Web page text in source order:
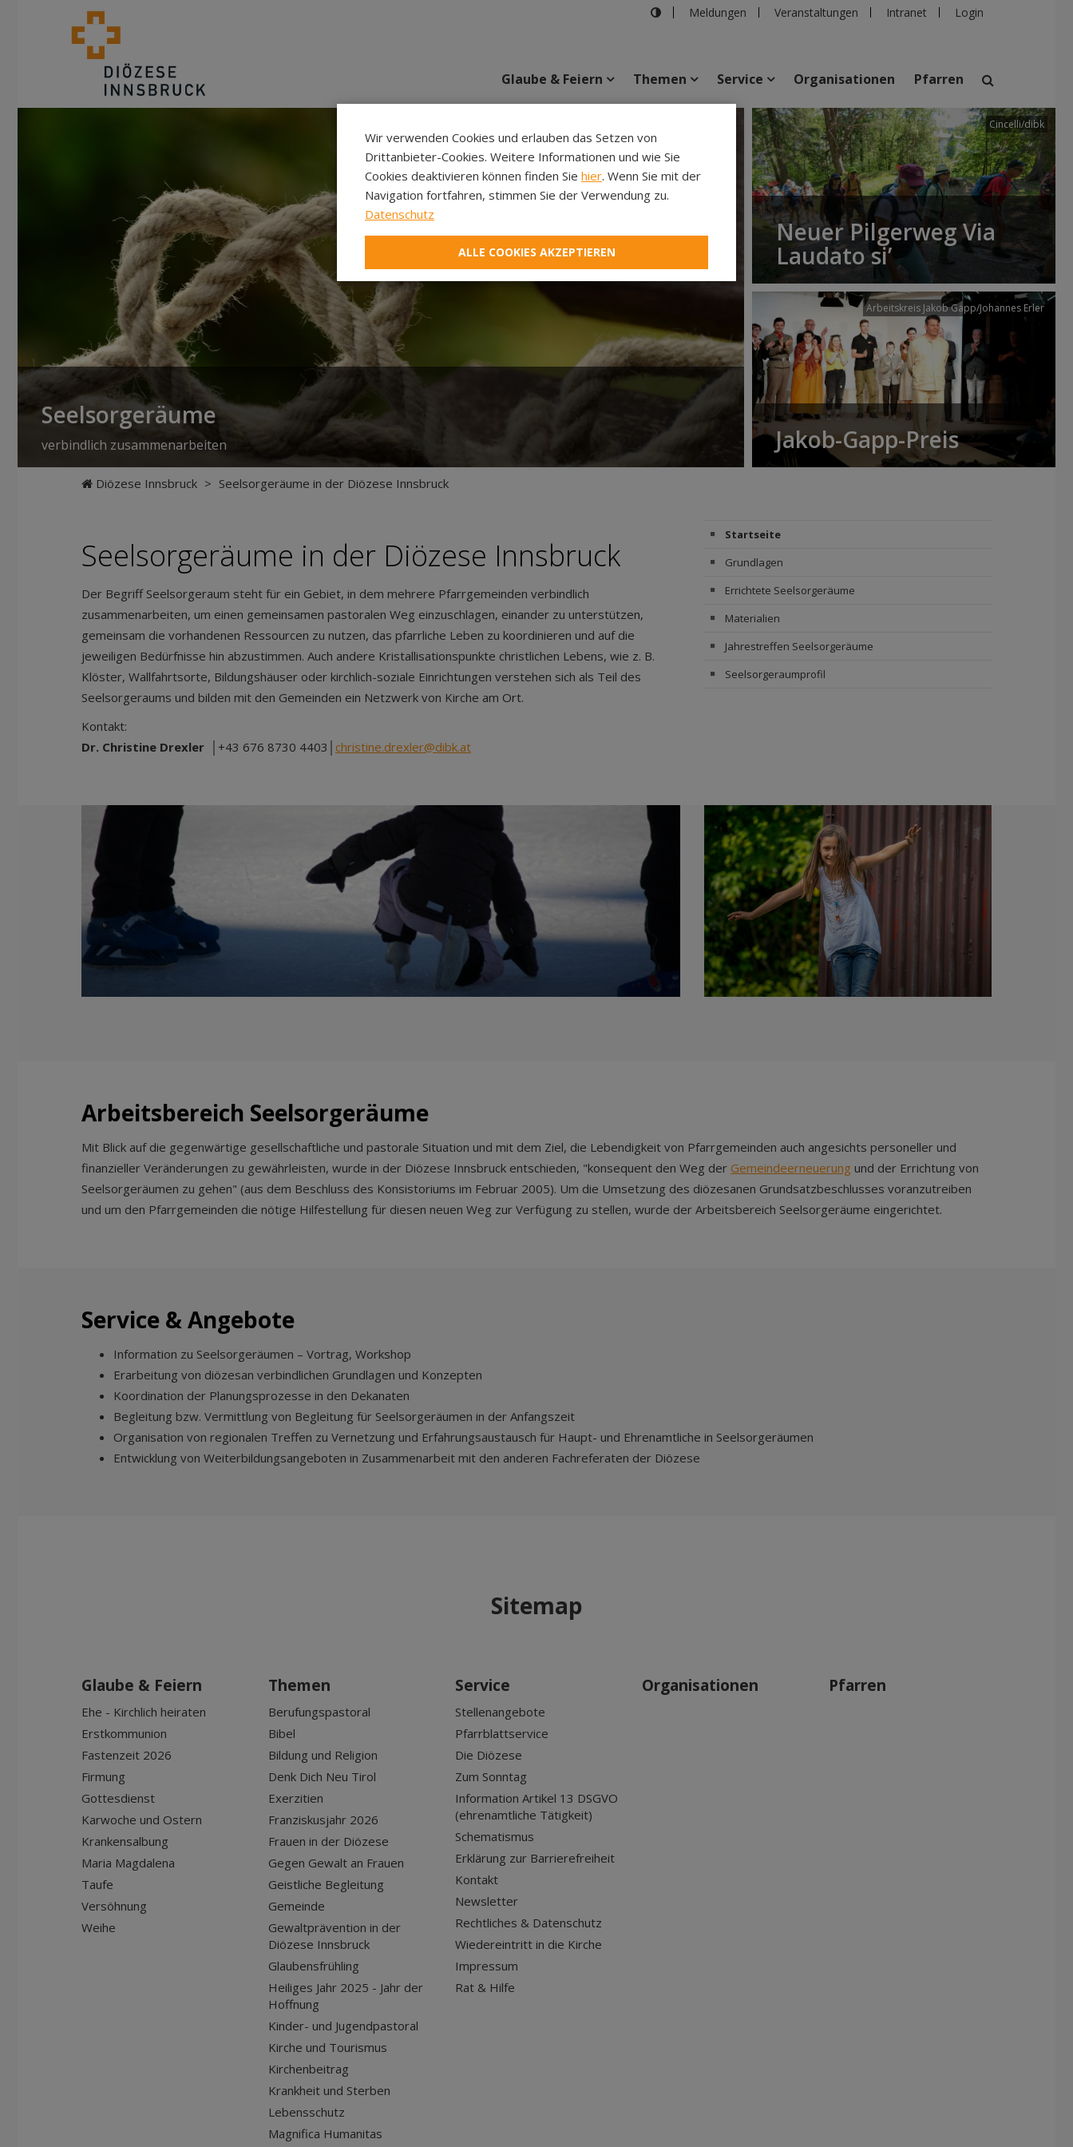
Meldungen Veranstaltungen Intranet Login
suchen
Veranstaltungen Personen Pfarren Einrichtungen
Glaube & Feiern Themen Service Organisationen Pfarren
Seelsorgeräume
verbindlich zusammenarbeiten
Cincelli/dibk
Neuer Pilgerweg Via
Laudato si’
Arbeitskreis Jakob Gapp/Johannes Erler
Jakob-Gapp-Preis
Diözese Innsbruck > Seelsorgeräume in der Diözese Innsbruck
Seelsorgeräume in der Diözese Innsbruck
Der Begriff Seelsorgeraum steht für ein Gebiet, in dem mehrere Pfarrgemeinden verbindlich
zusammenarbeiten, um einen gemeinsamen pastoralen Weg einzuschlagen, einander zu unterstützen,
gemeinsam die vorhandenen Ressourcen zu nutzen, das pfarrliche Leben zu koordinieren und auf die
jeweiligen Bedürfnisse hin abzustimmen. Auch andere Kristallisationspunkte christlichen Lebens, wie z. B.
Klöster, Wallfahrtsorte, Bildungshäuser oder kirchlich-soziale Einrichtungen verstehen sich als Teil des
Seelsorgeraums und bilden mit den Gemeinden ein Netzwerk von Kirche am Ort.
Kontakt:
Dr. Christine Drexler
│+43 676 8730 4403│ christine.drexler@dibk.at
Startseite
Grundlagen
Errichtete Seelsorgeräume
Materialien
Jahrestreffen Seelsorgeräume
Seelsorgeraumprofil
Arbeitsbereich Seelsorgeräume
Mit Blick auf die gegenwärtige gesellschaftliche und pastorale Situation und mit dem Ziel, die Lebendigkeit von Pfarrgemeinden auch angesichts personeller und
finanzieller Veränderungen zu gewährleisten, wurde in der Diözese Innsbruck entschieden, "konsequent den Weg der Gemeindeerneuerung und der Errichtung von
Seelsorgeräumen zu gehen" (aus dem Beschluss des Konsistoriums im Februar 2005). Um die Umsetzung des diözesanen Grundsatzbeschlusses voranzutreiben
und um den Pfarrgemeinden die nötige Hilfestellung für diesen neuen Weg zur Verfügung zu stellen, wurde der Arbeitsbereich Seelsorgeräume eingerichtet.
Service & Angebote
Information zu Seelsorgeräumen – Vortrag, Workshop
Erarbeitung von diözesan verbindlichen Grundlagen und Konzepten
Koordination der Planungsprozesse in den Dekanaten
Begleitung bzw. Vermittlung von Begleitung für Seelsorgeräumen in der Anfangszeit
Organisation von regionalen Treffen zu Vernetzung und Erfahrungsaustausch für Haupt- und Ehrenamtliche in Seelsorgeräumen
Entwicklung von Weiterbildungsangeboten in Zusammenarbeit mit den anderen Fachreferaten der Diözese
Sitemap
Glaube & Feiern
Ehe - Kirchlich heiraten
Erstkommunion
Fastenzeit 2026
Firmung
Gottesdienst
Karwoche und Ostern
Krankensalbung
Maria Magdalena
Taufe
Versöhnung
Weihe
Themen
Berufungspastoral
Bibel
Bildung und Religion
Denk Dich Neu Tirol
Exerzitien
Franziskusjahr 2026
Frauen in der Diözese
Gegen Gewalt an Frauen
Geistliche Begleitung
Gemeinde
Gewaltprävention in der
Diözese Innsbruck
Glaubensfrühling
Heiliges Jahr 2025 - Jahr der
Hoffnung
Kinder- und Jugendpastoral
Kirche und Tourismus
Kirchenbeitrag
Krankheit und Sterben
Lebensschutz
Magnifica Humanitas
Service
Stellenangebote
Pfarrblattservice
Die Diözese
Zum Sonntag
Information Artikel 13 DSGVO
(ehrenamtliche Tätigkeit)
Schematismus
Erklärung zur Barrierefreiheit
Kontakt
Newsletter
Rechtliches & Datenschutz
Wiedereintritt in die Kirche
Impressum
Rat & Hilfe
Organisationen Pfarren
Wir verwenden Cookies und erlauben das Setzen von
Drittanbieter-Cookies. Weitere Informationen und wie Sie
Cookies deaktivieren können finden Sie hier. Wenn Sie mit der
Navigation fortfahren, stimmen Sie der Verwendung zu.
Datenschutz
ALLE COOKIES AKZEPTIEREN